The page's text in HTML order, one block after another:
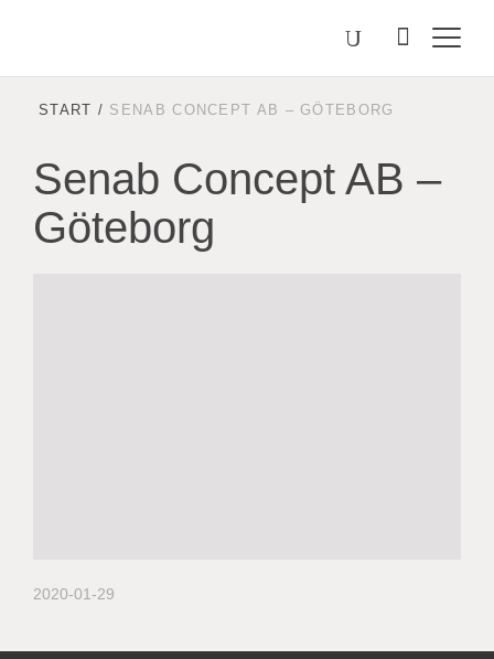
Søk
etter
Malmstolen.no
Välj
START / SENAB CONCEPT AB – GÖTEBORG
Senab Concept AB –
Göteborg
2020-01-29